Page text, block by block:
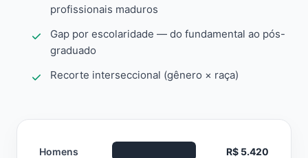
profissionais maduros
Gap por escolaridade — do fundamental ao pós-
graduado
Recorte interseccional (gênero × raça)
Homens R$ 5.420